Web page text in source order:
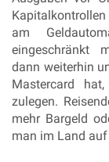
am
eingeschränkt
dann weiterhin
Mastercard
zulegen.
mehr Bargeld
man im Land